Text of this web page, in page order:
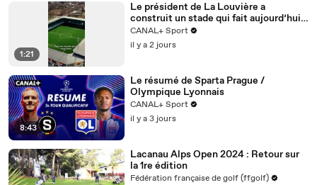
1:21
Le président de La Louvière a
construit un stade qui fait aujourd’hui
référence… et qui inspire le FC
Versailles pour son futur projet 🤝🏟️
CANAL+ Sport
il y a 2 jours
8:43
Le résumé de Sparta Prague /
Olympique Lyonnais
CANAL+ Sport
il y a 3 jours
Lacanau Alps Open 2024 : Retour sur
la 1re édition
Fédération française de golf (ffgolf)